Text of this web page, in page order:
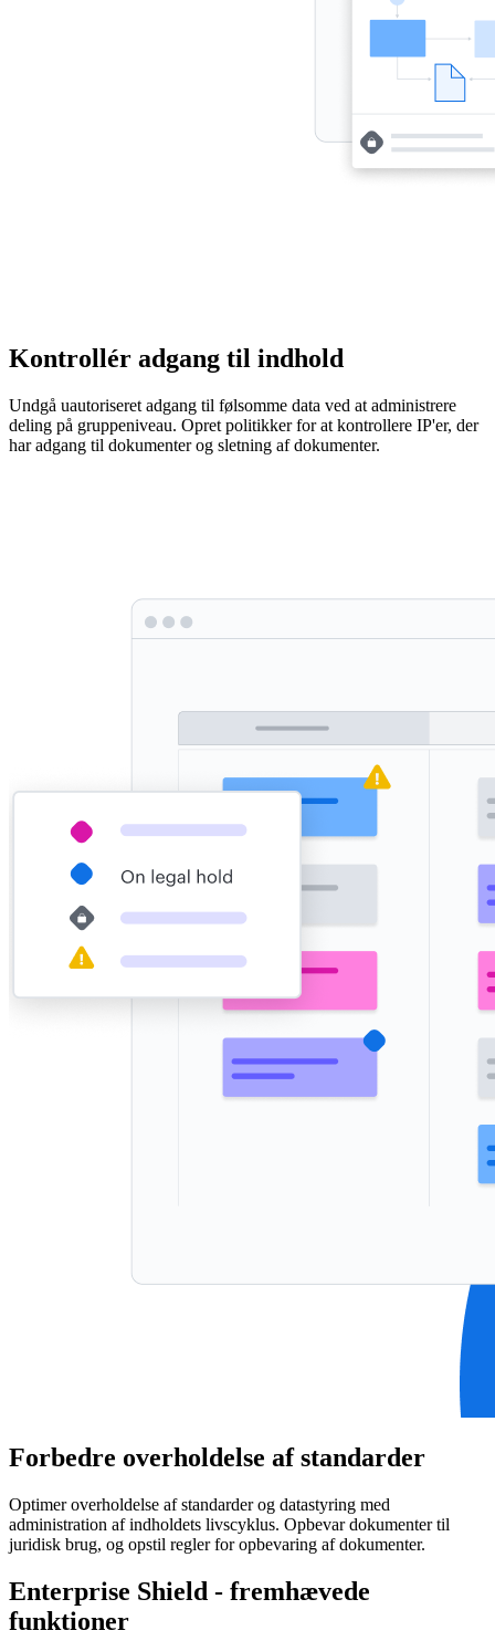
Kontrollér adgang til indhold
Undgå uautoriseret adgang til følsomme data ved at administrere
deling på gruppeniveau. Opret politikker for at kontrollere IP'er, der
har adgang til dokumenter og sletning af dokumenter.
Forbedre overholdelse af standarder
Optimer overholdelse af standarder og datastyring med
administration af indholdets livscyklus. Opbevar dokumenter til
juridisk brug, og opstil regler for opbevaring af dokumenter.
Enterprise Shield - fremhævede
funktioner